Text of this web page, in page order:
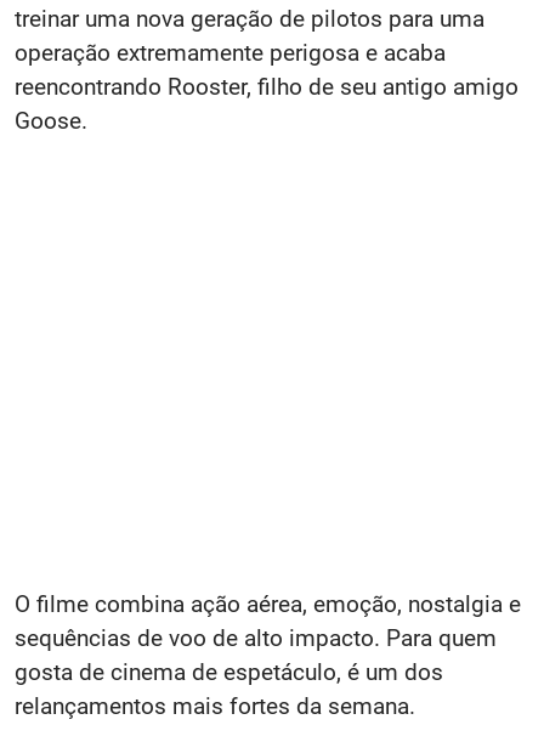
treinar uma nova geração de pilotos para uma
operação extremamente perigosa e acaba
reencontrando Rooster, filho de seu antigo amigo
Goose.
O filme combina ação aérea, emoção, nostalgia e
sequências de voo de alto impacto. Para quem
gosta de cinema de espetáculo, é um dos
relançamentos mais fortes da semana.